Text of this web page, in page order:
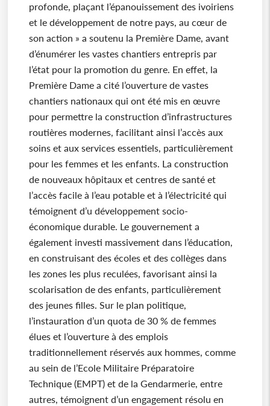
profonde, plaçant l’épanouissement des ivoiriens
et le développement de notre pays, au cœur de
son action » a soutenu la Première Dame, avant
d’énumérer les vastes chantiers entrepris par
l’état pour la promotion du genre. En effet, la
Première Dame a cité l’ouverture de vastes
chantiers nationaux qui ont été mis en œuvre
pour permettre la construction d’infrastructures
routières modernes, facilitant ainsi l’accès aux
soins et aux services essentiels, particulièrement
pour les femmes et les enfants. La construction
de nouveaux hôpitaux et centres de santé et
l’accès facile à l’eau potable et à l’électricité qui
témoignent d’u développement socio-
économique durable. Le gouvernement a
également investi massivement dans l’éducation,
en construisant des écoles et des collèges dans
les zones les plus reculées, favorisant ainsi la
scolarisation de des enfants, particulièrement
des jeunes filles. Sur le plan politique,
l’instauration d’un quota de 30 % de femmes
élues et l’ouverture à des emplois
traditionnellement réservés aux hommes, comme
au sein de l’Ecole Militaire Préparatoire
Technique (EMPT) et de la Gendarmerie, entre
autres, témoignent d’un engagement résolu en